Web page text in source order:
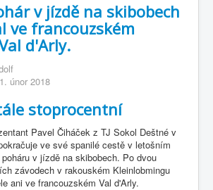
v jízdě na skibobech
ve francouzském
d'Arly.
únor 2018
stoprocentní
Pavel Čiháček z TJ Sokol Deštné v
ve své spanilé cestě v letošním
v jízdě na skibobech. Po dvou
závodech v rakouském Kleinlobmingu
ani ve francouzském Val d'Arly.